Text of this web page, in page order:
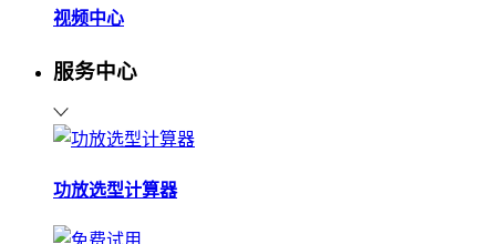
视频中心
服务中心
功放选型计算器